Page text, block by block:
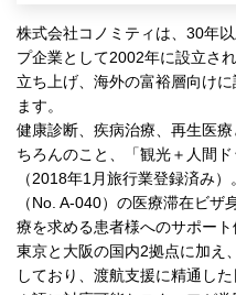
株式会社コノミティは、30年
プ企業として2002年に設立さ
立ち上げ、海外の富裕層向け
ます。
健康診断、疾病治療、再生医
ちろんのこと、「観光＋人間
（2018年1月旅行業登録済み
（No. A-040）の医療滞在ビ
療を求める患者様へのサポート
東京と大阪の国内2拠点に加え
しており、渡航支援に精通し